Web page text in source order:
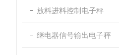
放料进料控制电子秤
继电器信号输出电子秤